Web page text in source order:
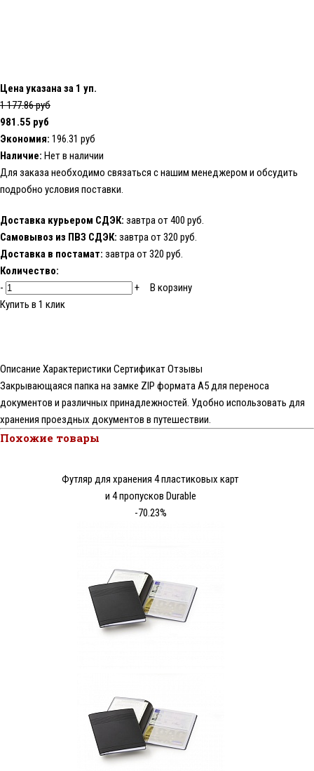
Цена указана за 1 уп.
1 177.86 руб
981.55 руб
Экономия: 196.31 руб
Наличие: Нет в наличии
Для заказа необходимо связаться с нашим менеджером и обсудить
подробно условия поставки.
Доставка курьером СДЭК: завтра от 400 руб.
Самовывоз из ПВЗ СДЭК: завтра от 320 руб.
Доставка в постамат: завтра от 320 руб.
Количество:
-
+
В корзину
Купить в 1 клик
Описание Характеристики СертификатОтзывы
Закрывающаяся папка на замке ZIP формата А5 для переноса
документов и различных принадлежностей. Удобно использовать для
хранения проездных документов в путешествии.
Похожие товары
Футляр для хранения 4 пластиковых карт
и 4 пропусков Durable
-70.23%